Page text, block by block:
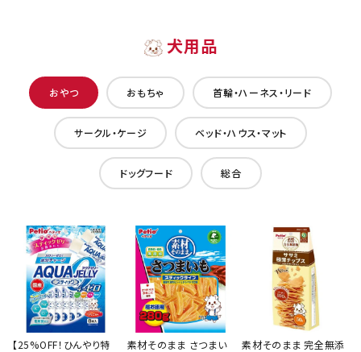
犬用品
おやつ おもちゃ 首輪・ハーネス・リード
サークル・ケージ ベッド・ハウス・マット
ドッグフード 総合
【25%OFF！ひんやり特
素材そのまま さつまい
素材そのまま 完全無添